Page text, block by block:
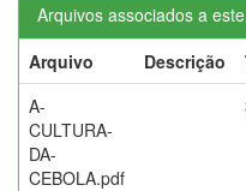
Arquivos associados a
Arquivo
Descrição
A-
CULTURA-
DA-
CEBOLA.pdf